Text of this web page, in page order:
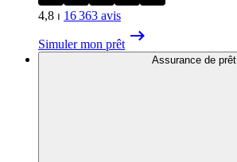
4,8 ⏐ 16 363 avis
Simuler mon prêt
Assurance de prêt